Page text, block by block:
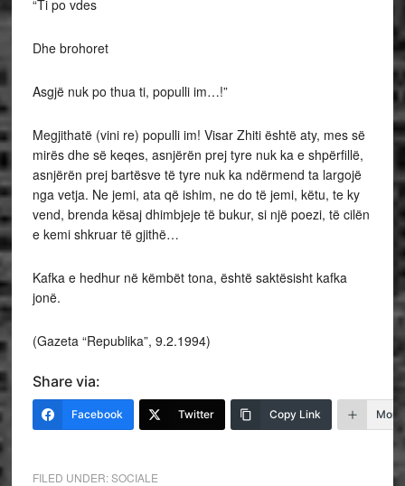
“Ti po vdes
Dhe brohoret
Asgjë nuk po thua ti, populli im…!”
Megjithatë (vini re) populli im! Visar Zhiti është aty, mes së
mirës dhe së keqes, asnjërën prej tyre nuk ka e shpërfillë,
asnjërën prej bartësve të tyre nuk ka ndërmend ta largojë
nga vetja. Ne jemi, ata që ishim, ne do të jemi, këtu, te ky
vend, brenda kësaj dhimbjeje të bukur, si një poezi, të cilën
e kemi shkruar të gjithë…
Kafka e hedhur në këmbët tona, është saktësisht kafka
jonë.
(Gazeta “Republika”, 9.2.1994)
Share via:
Facebook Twitter Copy Link More
FILED UNDER:SOCIALE